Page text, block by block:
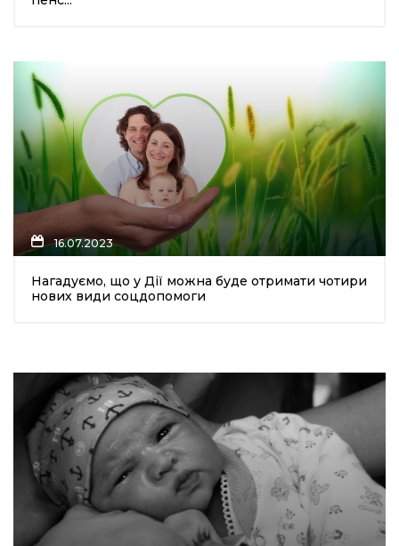
16.07.2023
Нагадуємо, що у Дії можна буде отримати чотири
нових види соцдопомоги